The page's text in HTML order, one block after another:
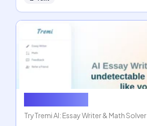
TryTremi AI: Essay Writer & Math Solver